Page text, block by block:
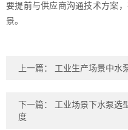
要提前与供应商沟通技术方案
景。
上一篇： 工业生产场景中水
下一篇： 工业场景下水泵选
度